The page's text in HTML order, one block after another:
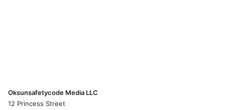
Oksunsafetycode Media LLC
12 Princess Street